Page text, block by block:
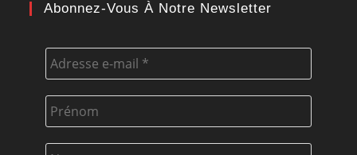
Abonnez-Vous À Notre Newsletter